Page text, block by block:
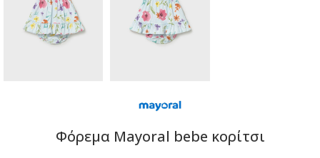
Φόρεμα Mayoral bebe κορίτσι